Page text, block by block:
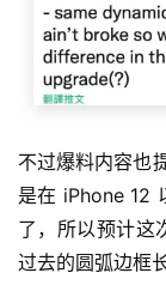
不过爆料内容也
是在 iPhone 12
了，所以预计这
过去的圆弧边框